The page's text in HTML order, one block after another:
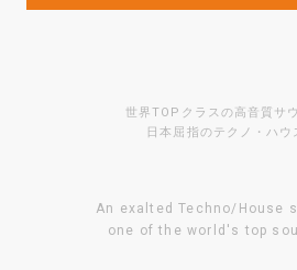
世界TOPクラスの高音質サ
日本屈指のテクノ・ハウ
An exalted Techno/House
one of the world's top